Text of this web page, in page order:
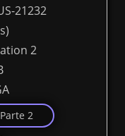
21232
2
Parte 2